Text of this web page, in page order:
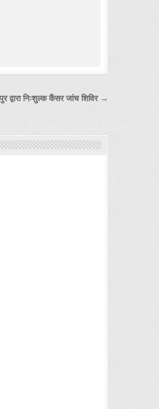
द्वारा निःशुल्क कैंसर जांच शिविर →